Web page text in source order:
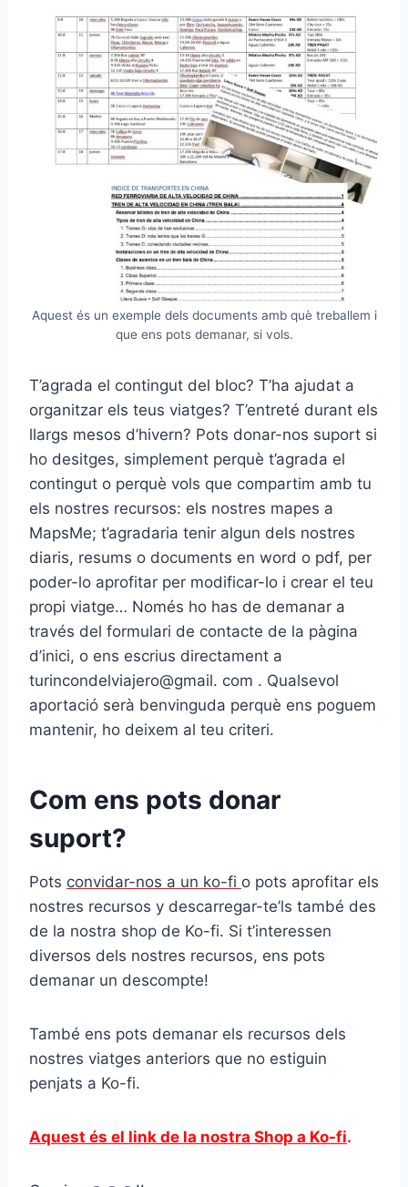
Aquest és un exemple dels documents amb què treballem i
que ens pots demanar, si vols.
T’agrada el contingut del bloc? T’ha ajudat a
organitzar els teus viatges? T’entreté durant els
llargs mesos d’hivern? Pots donar-nos suport si
ho desitges, simplement perquè t’agrada el
contingut o perquè vols que compartim amb tu
els nostres recursos: els nostres mapes a
MapsMe; t’agradaria tenir algun dels nostres
diaris, resums o documents en word o pdf, per
poder-lo aprofitar per modificar-lo i crear el teu
propi viatge… Només ho has de demanar a
través del formulari de contacte de la pàgina
d’inici, o ens escrius directament a
turincondelviajero@gmail. com . Qualsevol
aportació serà benvinguda perquè ens poguem
mantenir, ho deixem al teu criteri.
Com ens pots donar
suport?
Pots convidar-nos a un ko-fi o pots aprofitar els
nostres recursos y descarregar-te’ls també des
de la nostra shop de Ko-fi. Si t’interessen
diversos dels nostres recursos, ens pots
demanar un descompte!
També ens pots demanar els recursos dels
nostres viatges anteriors que no estiguin
penjats a Ko-fi.
Aquest és el link de la nostra Shop a Ko-fi.